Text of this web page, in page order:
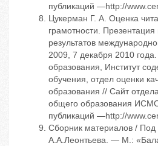
публикаций —http://
Цукерман Г. А. Оценка
грамотности.
результатов
2009, 7 декабря 2010
образования, Институт
обучения, отдел оценки
образования // Сайт
общего образования
публикаций —http://
Сборник материалов / Под
А.А.Леонтьева. — М.: